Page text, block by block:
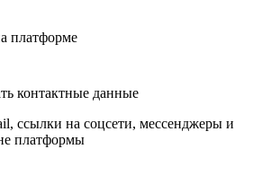
платформе
контактные данные
ссылки на соцсети, мессенджеры и
платформы